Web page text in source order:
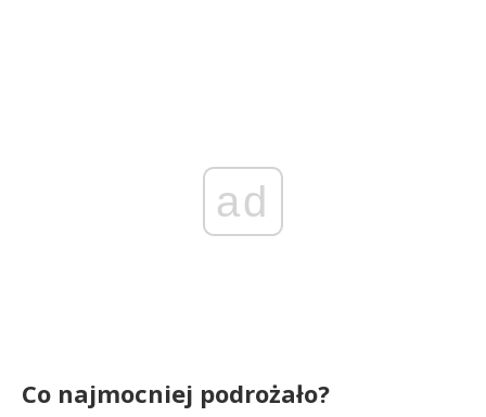
ad
Co najmocniej podrożało?